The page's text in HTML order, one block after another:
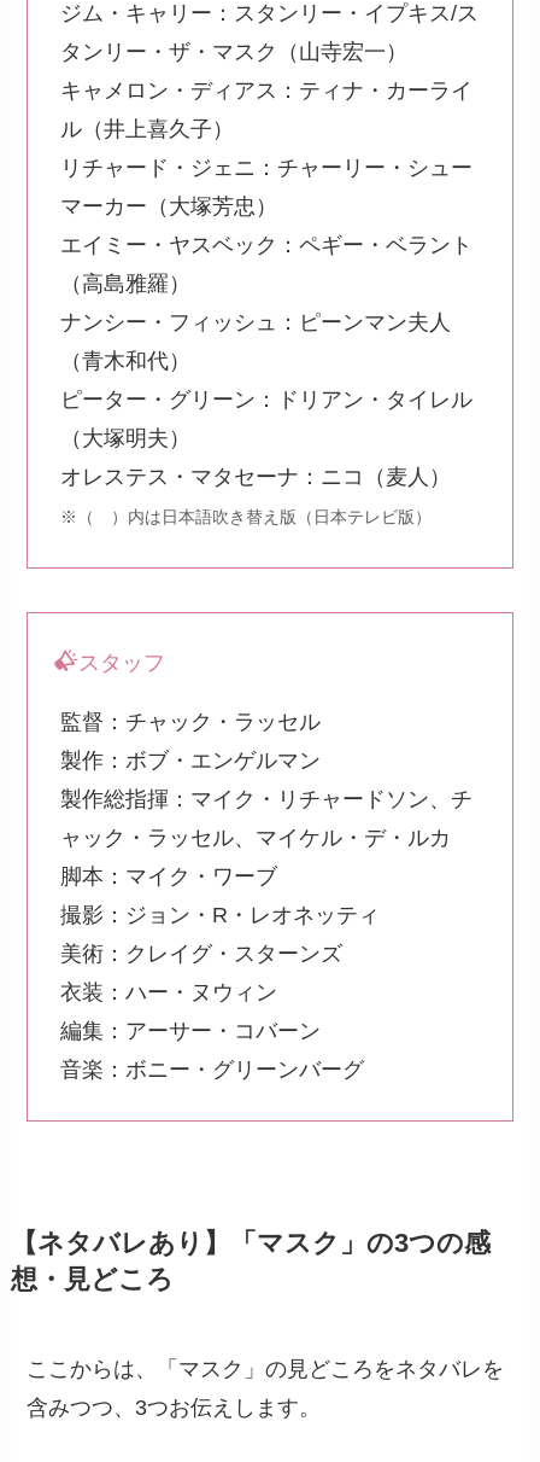
ジム・キャリー：スタンリー・イプキス/ス
タンリー・ザ・マスク（山寺宏一）
キャメロン・ディアス：ティナ・カーライ
ル（井上喜久子）
リチャード・ジェニ：チャーリー・シュー
マーカー（大塚芳忠）
エイミー・ヤスベック：ペギー・ベラント
（高島雅羅）
ナンシー・フィッシュ：ピーンマン夫人
（青木和代）
ピーター・グリーン：ドリアン・タイレル
（大塚明夫）
オレステス・マタセーナ：ニコ（麦人）
※（ ）内は日本語吹き替え版（日本テレビ版）
スタッフ
監督：チャック・ラッセル
製作：ボブ・エンゲルマン
製作総指揮：マイク・リチャードソン、チ
ャック・ラッセル、マイケル・デ・ルカ
脚本：マイク・ワーブ
撮影：ジョン・R・レオネッティ
美術：クレイグ・スターンズ
衣装：ハー・ヌウィン
編集：アーサー・コバーン
音楽：ボニー・グリーンバーグ
【ネタバレあり】「マスク」の3つの感
想・見どころ
ここからは、「マスク」の見どころをネタバレを
含みつつ、3つお伝えします。